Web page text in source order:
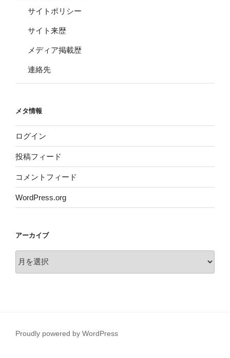
サイトポリシー
サイト来歴
メディア掲載歴
連絡先
メタ情報
ログイン
投稿フィード
コメントフィード
WordPress.org
アーカイブ
ー
Proudly powered by WordPress